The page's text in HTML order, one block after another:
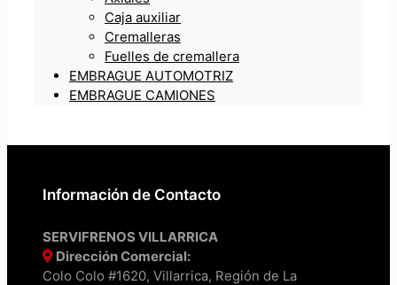
Caja auxiliar
Cremalleras
Fuelles de cremallera
EMBRAGUE AUTOMOTRIZ
EMBRAGUE CAMIONES
Información de Contacto
SERVIFRENOS VILLARRICA
Dirección Comercial:
Colo Colo #1620, Villarrica, Región de La